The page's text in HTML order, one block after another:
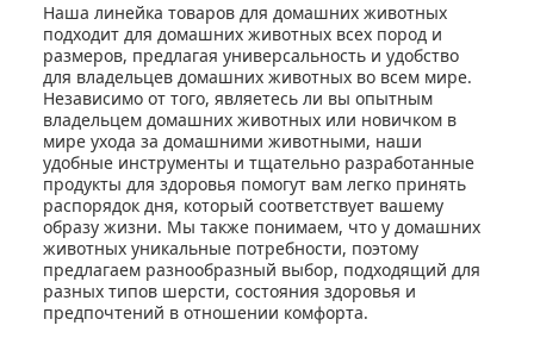
Наша линейка товаров для домашних животных
подходит для домашних животных всех пород и
размеров, предлагая универсальность и удобство
для владельцев домашних животных во всем мире.
Независимо от того, являетесь ли вы опытным
владельцем домашних животных или новичком в
мире ухода за домашними животными, наши
удобные инструменты и тщательно разработанные
продукты для здоровья помогут вам легко принять
распорядок дня, который соответствует вашему
образу жизни. Мы также понимаем, что у домашних
животных уникальные потребности, поэтому
предлагаем разнообразный выбор, подходящий для
разных типов шерсти, состояния здоровья и
предпочтений в отношении комфорта.